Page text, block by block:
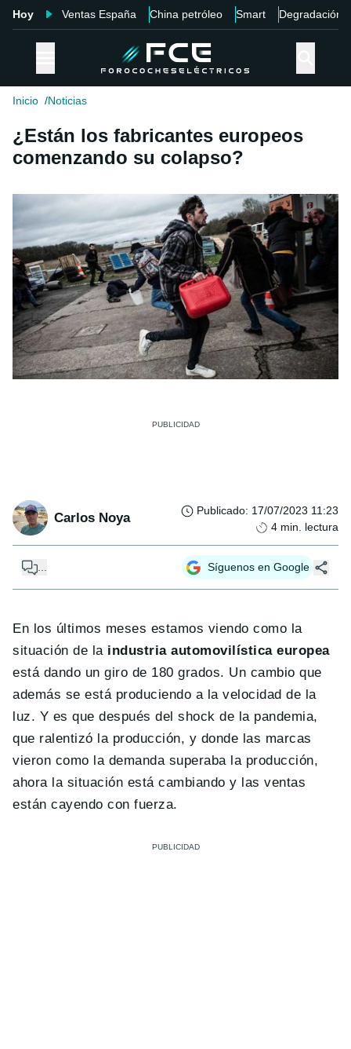
Hoy Ventas España China petróleo Smart Degradación
Inicio Noticias
¿Están los fabricantes europeos
comenzando su colapso?
Carlos Noya Publicado: 17/07/2023 11:23
4 min. lectura
Síguenos en Google
En los últimos meses estamos viendo como la
situación de laindustria automovilística europea
está dando un giro de 180 grados. Un cambio que
además se está produciendo a la velocidad de la
luz. Y es que después del shock de la pandemia,
que ralentizó la producción, y donde las marcas
vieron como la demanda superaba la producción,
ahora la situación está cambiando y las ventas
están cayendo con fuerza.